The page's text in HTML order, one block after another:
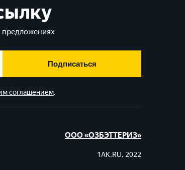
предложениях
Подписаться
соглашением.
ООО «ОЗБЭТТЕРИЗ»
1AK.RU, 2022